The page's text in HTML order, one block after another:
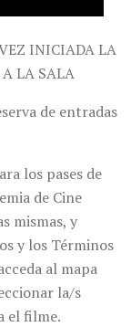
INICIADA LA
A LA SALA
de entradas
los pases de
de Cine
mismas, y
y los Términos
al mapa
la/s
el filme.